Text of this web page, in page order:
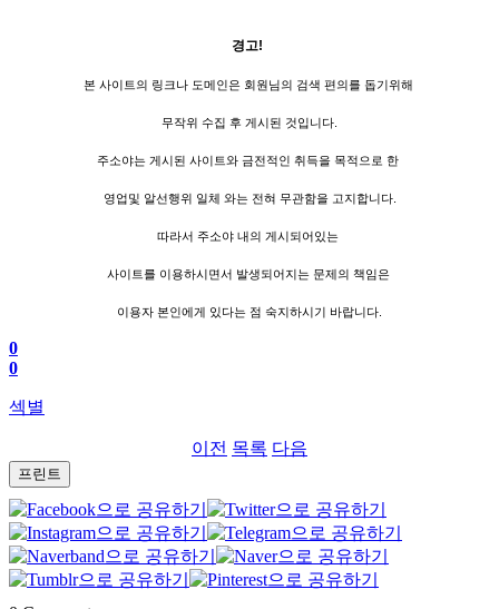
경고!
본 사이트의 링크나 도메인은 회원님의 검색 편의를 돕기위해
무작위 수집 후 게시된 것입니다.
주소야는 게시된 사이트와 금전적인 취득을 목적으로 한
영업및 알선행위 일체 와는 전혀 무관함을 고지합니다.
따라서 주소야 내의 게시되어있는
사이트를 이용하시면서 발생되어지는 문제의 책임은
이용자 본인에게 있다는 점 숙지하시기 바랍니다.
0
0
섹별
이전 목록 다음
프린트